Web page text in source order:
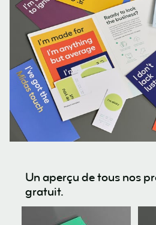
Un aperçu de tous nos
gratuit.